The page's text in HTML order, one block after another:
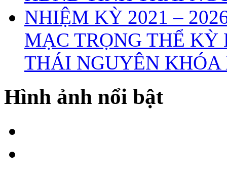
MẠC TRỌNG THỂ
THÁI NGUYÊN KHÓA
Hình ảnh nổi bật